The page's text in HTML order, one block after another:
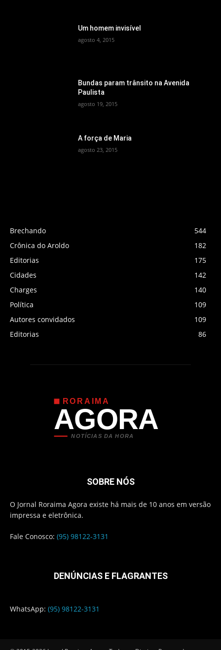
Um homem invisível
agosto 4, 2015
Bundas param trânsito na Avenida
Paulista
agosto 19, 2015
A força de Maria
agosto 23, 2015
Brechando
544
Crônica do Aroldo
182
Editorias
175
Cidades
142
Charges
140
Política
109
Autores convidados
109
Editorias
86
RORAIMA
AGORA
NOTÍCIAS DA HORA
SOBRE NÓS
O Jornal Roraima Agora existe há mais de 10 anos em versão
impressa e eletrônica.
Fale Conosco: (95) 98122-3131
DENÚNCIAS E FLAGRANTES
WhatsApp: (95) 98122-3131